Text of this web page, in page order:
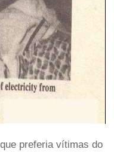
preferia vítimas do